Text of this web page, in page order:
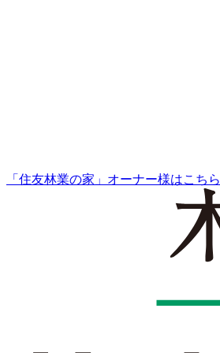
「住友林業の家」オーナー様はこちら